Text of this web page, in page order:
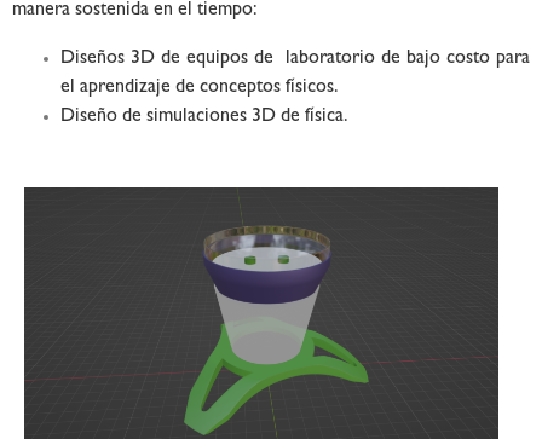
manera sostenida en el tiempo:
Diseños 3D de equipos de laboratorio de bajo costo para
el aprendizaje de conceptos físicos.
Diseño de simulaciones 3D de física.